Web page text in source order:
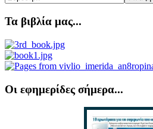
Τα βιβλία μας...
Οι εφημερίδες σήμερα...